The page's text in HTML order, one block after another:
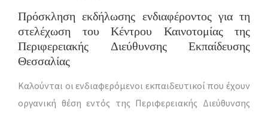
Πρόσκληση εκδήλωσης ενδιαφέροντος για τη
στελέχωση του Κέντρου Καινοτομίας της
Περιφερειακής Διεύθυνσης Εκπαίδευσης
Θεσσαλίας
Καλούνται οι ενδιαφερόμενοι εκπαιδευτικοί που έχουν
οργανική θέση εντός της Περιφερειακής Διεύθυνσης